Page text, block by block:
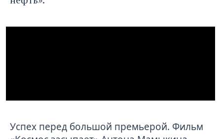
Успех перед большой премьерой. Фильм